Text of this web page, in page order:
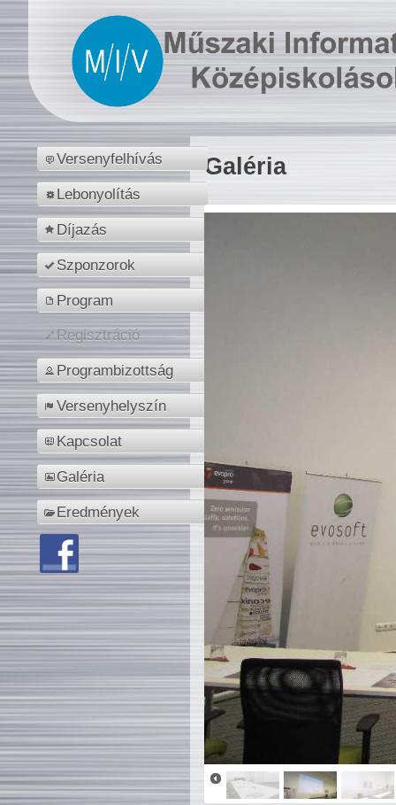
Versenyfelhívás
Lebonyolítás
Díjazás
Szponzorok
Program
Regisztráció
Programbizottság
Versenyhelyszín
Kapcsolat
Galéria
Eredmények
Galéria